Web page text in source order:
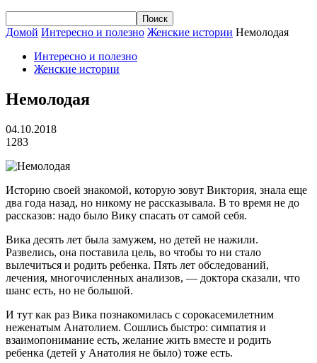
Домой Интересно и полезно Женские истории Немолодая
Интересно и полезно
Женские истории
Немолодая
04.10.2018
1283
Историю своей знакомой, которую зовут Виктория, знала еще
два года назад, но никому не рассказывала. В то время не до
рассказов: надо было Вику спасать от самой себя.
Вика десять лет была замужем, но детей не нажили.
Развелись, она поставила цель, во чтобы то ни стало
вылечиться и родить ребенка. Пять лет обследований,
лечения, многочисленных анализов, — доктора сказали, что
шанс есть, но не большой.
И тут как раз Вика познакомилась с сорокасемилетним
неженатым Анатолием. Сошлись быстро: симпатия и
взаимопонимание есть, желание жить вместе и родить
ребенка (детей у Анатолия не было) тоже есть.